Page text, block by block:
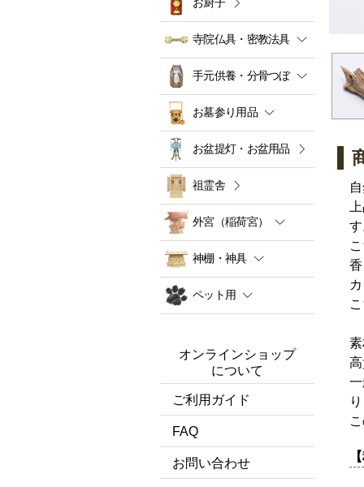
寺院仏具・密教法具
手元供養・分骨つぼ
お墓参り用品
お盆提灯・お盆用品
祖霊舎
外宮（稲荷宮）
神棚・神具
ペット用
オンラインショップ
について
ご利用ガイド
FAQ
お問い合わせ